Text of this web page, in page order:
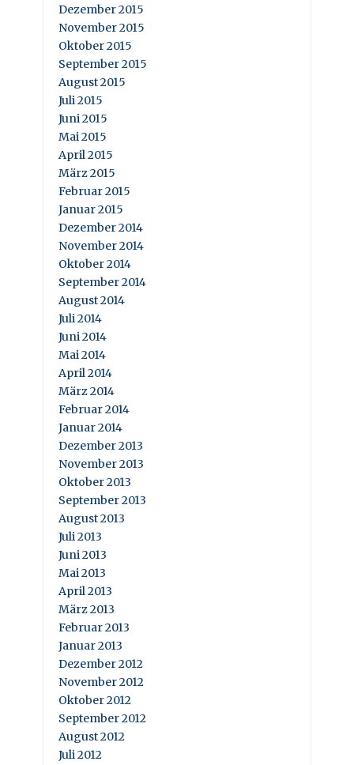
Dezember 2015
November 2015
Oktober 2015
September 2015
August 2015
Juli 2015
Juni 2015
Mai 2015
April 2015
März 2015
Februar 2015
Januar 2015
Dezember 2014
November 2014
Oktober 2014
September 2014
August 2014
Juli 2014
Juni 2014
Mai 2014
April 2014
März 2014
Februar 2014
Januar 2014
Dezember 2013
November 2013
Oktober 2013
September 2013
August 2013
Juli 2013
Juni 2013
Mai 2013
April 2013
März 2013
Februar 2013
Januar 2013
Dezember 2012
November 2012
Oktober 2012
September 2012
August 2012
Juli 2012